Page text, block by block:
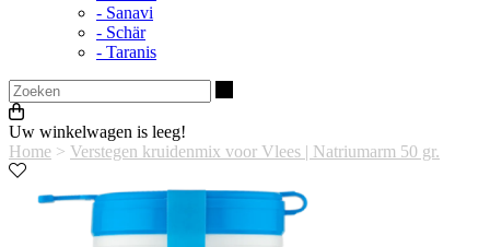
- Sanavi
- Schär
- Taranis
Uw winkelwagen is leeg!
Home > Verstegen kruidenmix voor Vlees | Natriumarm 50 gr.